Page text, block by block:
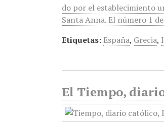
do por el establecimiento
Santa Anna. El número 1
Etiquetas: España, Grecia,
El Tiempo,